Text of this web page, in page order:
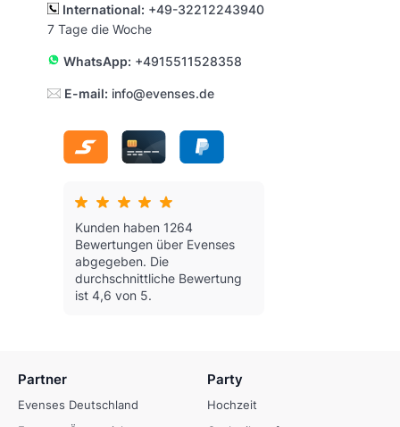
International: +49-32212243940
7 Tage die Woche
WhatsApp: +4915511528358
E-mail: info@evenses.de
Kunden haben 1264
Bewertungen über Evenses
abgegeben. Die
durchschnittliche Bewertung
ist 4,6 von 5.
Partner
Evenses Deutschland
Party
Hochzeit